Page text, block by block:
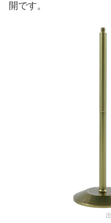
開です。